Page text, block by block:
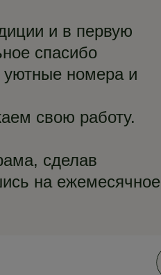
и в первую
спасибо
уютные номера и
свою работу.
сделав
на ежемесячное